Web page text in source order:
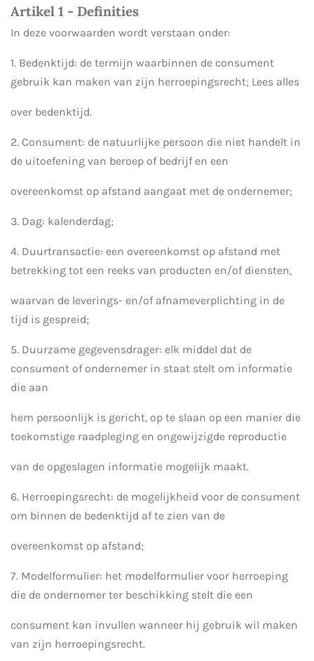
Artikel 1 - Definities
In deze voorwaarden wordt verstaan onder:
1. Bedenktijd: de termijn waarbinnen de consument
gebruik kan maken van zijn herroepingsrecht; Lees alles
over bedenktijd.
2. Consument: de natuurlijke persoon die niet handelt in
de uitoefening van beroep of bedrijf en een
overeenkomst op afstand aangaat met de ondernemer;
3. Dag: kalenderdag;
4. Duurtransactie: een overeenkomst op afstand met
betrekking tot een reeks van producten en/of diensten,
waarvan de leverings- en/of afnameverplichting in de
tijd is gespreid;
5. Duurzame gegevensdrager: elk middel dat de
consument of ondernemer in staat stelt om informatie
die aan
hem persoonlijk is gericht, op te slaan op een manier die
toekomstige raadpleging en ongewijzigde reproductie
van de opgeslagen informatie mogelijk maakt.
6. Herroepingsrecht: de mogelijkheid voor de consument
om binnen de bedenktijd af te zien van de
overeenkomst op afstand;
7. Modelformulier: het modelformulier voor herroeping
die de ondernemer ter beschikking stelt die een
consument kan invullen wanneer hij gebruik wil maken
van zijn herroepingsrecht.